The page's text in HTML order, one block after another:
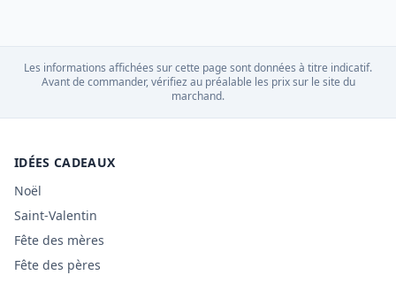
Les informations affichées sur cette page sont données à titre indicatif.
Avant de commander, vérifiez au préalable les prix sur le site du
marchand.
IDÉES CADEAUX
Noël
Saint-Valentin
Fête des mères
Fête des pères